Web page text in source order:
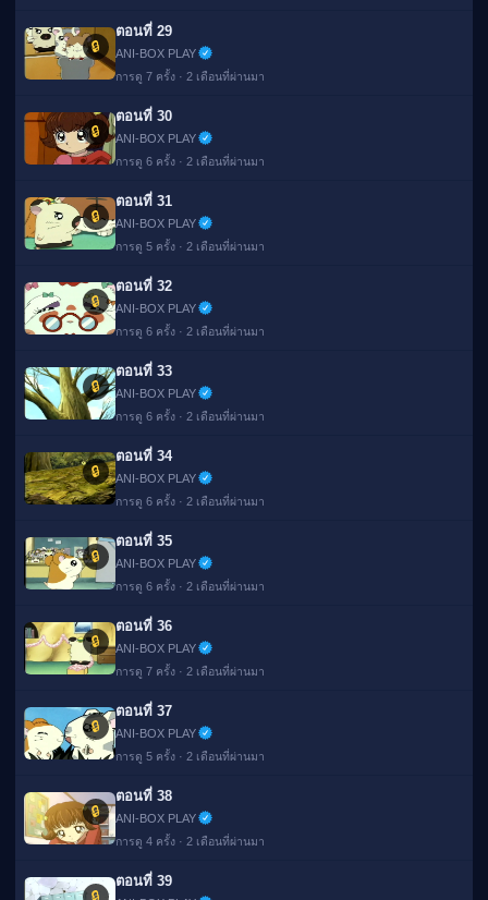
🔒
ตอนที่ 29
ANI-BOX PLAY
การดู 7 ครั้ง · 2 เดือนที่ผ่านมา
🔒
ตอนที่ 30
ANI-BOX PLAY
การดู 6 ครั้ง · 2 เดือนที่ผ่านมา
🔒
ตอนที่ 31
ANI-BOX PLAY
การดู 5 ครั้ง · 2 เดือนที่ผ่านมา
🔒
ตอนที่ 32
ANI-BOX PLAY
การดู 6 ครั้ง · 2 เดือนที่ผ่านมา
🔒
ตอนที่ 33
ANI-BOX PLAY
การดู 6 ครั้ง · 2 เดือนที่ผ่านมา
🔒
ตอนที่ 34
ANI-BOX PLAY
การดู 6 ครั้ง · 2 เดือนที่ผ่านมา
🔒
ตอนที่ 35
ANI-BOX PLAY
การดู 6 ครั้ง · 2 เดือนที่ผ่านมา
🔒
ตอนที่ 36
ANI-BOX PLAY
การดู 7 ครั้ง · 2 เดือนที่ผ่านมา
🔒
ตอนที่ 37
ANI-BOX PLAY
การดู 5 ครั้ง · 2 เดือนที่ผ่านมา
🔒
ตอนที่ 38
ANI-BOX PLAY
การดู 4 ครั้ง · 2 เดือนที่ผ่านมา
🔒
ตอนที่ 39